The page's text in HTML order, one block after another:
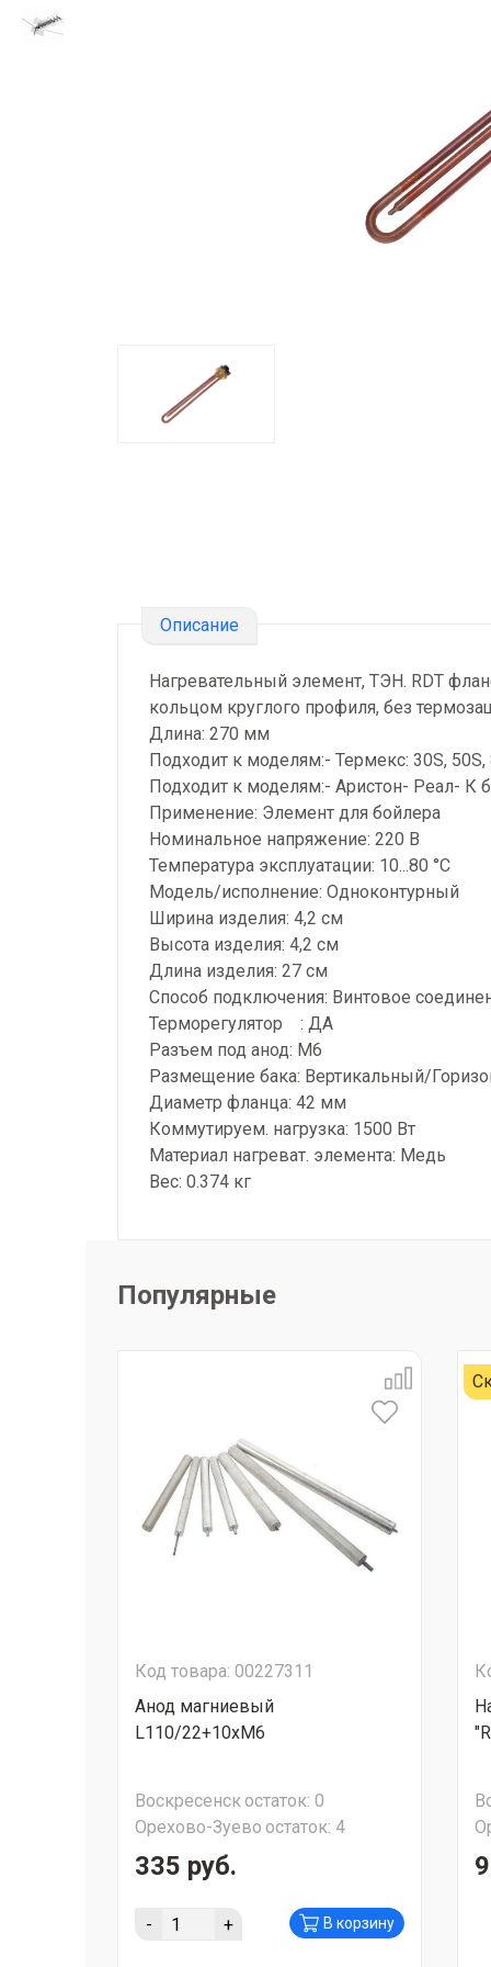
Описание
Нагревательный элемент, ТЭН. RDT
кольцом круглого профиля, без
Длина: 270 мм
Подходит к моделям:- Термекс: 30S, 50S,
Подходит к моделям:- Аристон- Реал- К
Применение: Элемент для бойлера
Номинальное напряжение: 220 В
Температура эксплуатации: 10...80 °C
Модель/исполнение: Одноконтурный
Ширина изделия: 4,2 см
Высота изделия: 4,2 см
Длина изделия: 27 см
Способ подключения: Винтовое
Терморегулятор : ДА
Разъем под анод: М6
Размещение бака: Вертикальный/
Диаметр фланца: 42 мм
Коммутируем. нагрузка: 1500 Вт
Материал нагреват. элемента: Медь
Вес: 0.374 кг
Популярные
Код товара: 00227311
Анод магниевый
L110/22+10хМ6
Воскресенскостаток: 0
Орехово-Зуево остаток: 4
335 руб.
- + В корзину